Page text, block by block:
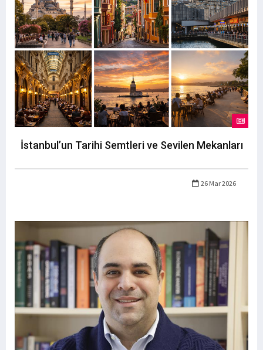
İstanbul’un Tarihi Semtleri ve Sevilen Mekanları
26 Mar 2026